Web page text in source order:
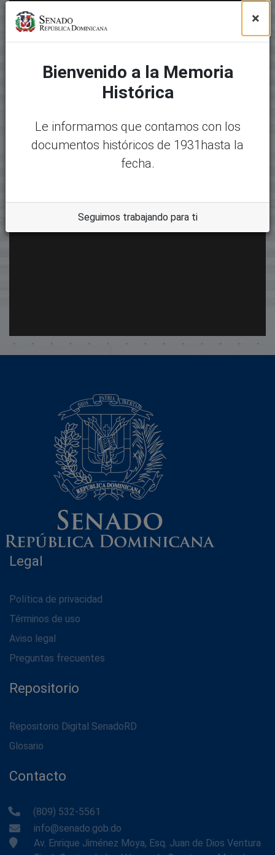
Legal
Política de privacidad
Términos de uso
Aviso legal
Preguntas frecuentes
Repositorio
Repositorio Digital SenadoRD
Glosario
Contacto
(809) 532-5561
info@senado.gob.do
Av. Enrique Jiménez Moya, Esq. Juan de Dios Ventura
×
Bienvenido a la Memoria
Histórica
Le informamos que contamos con los
documentos históricos de 1931hasta la
fecha.
Seguimos trabajando para ti